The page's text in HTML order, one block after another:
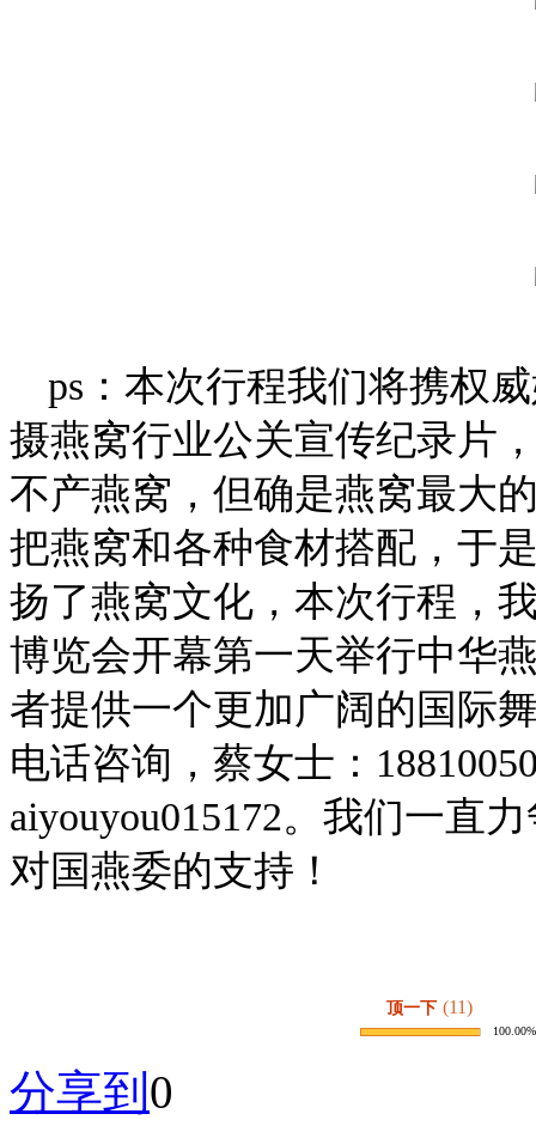
ps：本次行程我们将携权
摄燕窝行业公关宣传纪录片
不产燕窝，但确是燕窝最大
把燕窝和各种食材搭配，于
扬了燕窝文化，本次行程，
博览会开幕第一天举行中华
者提供一个更加广阔的国际
电话咨询，蔡女士：
aiyouyou015172。我们一直
对国燕委的支持！
顶一下 (11)
100.00%
分享到 0